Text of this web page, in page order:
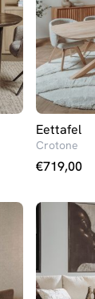
Eettafel
Crotone
€719,00